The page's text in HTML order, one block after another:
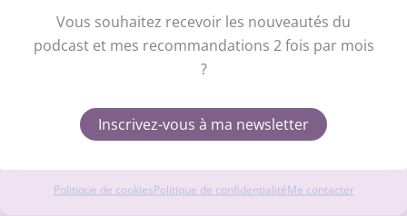
sur certaines caractéristiques et fonctions.
Accepter
Refuser
Politique de cookiesPolitique de confidentialitéMe contacter
Vous souhaitez recevoir les nouveautés du
podcast et mes recommandations 2 fois par mois
?
Inscrivez-vous à ma newsletter